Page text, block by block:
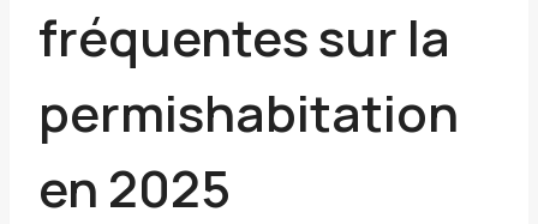
fréquentes sur la
permishabitation
en 2025